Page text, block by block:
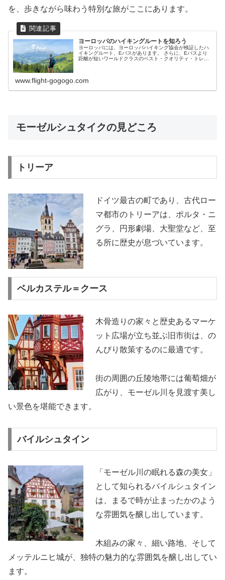
を、歩きながら味わう特別な旅がここにあります。
ヨーロッパのハイキングルートを知ろう
ヨーロッパには、ヨーロッパハイキング協会が検証したハ
イキングルート、Eパスがあります。 さらに、Eパスより
距離が短いワールドクラスのベスト・クオリティ・トレイ
www.flight-gogogo.com
モーゼルシュタイクの見どころ
トリーア
ドイツ最古の町であり、古代ロー
マ都市のトリーアは、ポルタ・ニ
グラ、円形劇場、大聖堂など、至
る所に歴史が息づいています。
ベルカステル＝クース
木骨造りの家々と歴史あるマーケ
ット広場が立ち並ぶ旧市街は、の
んびり散策するのに最適です。
街の周囲の丘陵地帯には葡萄畑が
広がり、モーゼル川を見渡す美し
い景色を堪能できます。
バイルシュタイン
「モーゼル川の眠れる森の美女」
として知られるバイルシュタイン
は、まるで時が止まったかのよう
な雰囲気を醸し出しています。
木組みの家々、細い路地、そして
メッテルニヒ城が、独特の魅力的な雰囲気を醸し出してい
ます。